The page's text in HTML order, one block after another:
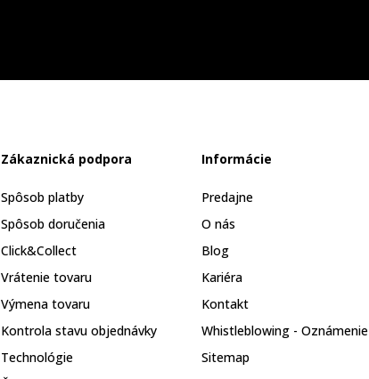
Zákaznická podpora
Spôsob platby
Spôsob doručenia
Click&Collect
Vrátenie tovaru
Výmena tovaru
Kontrola stavu objednávky
Technológie
Informácie
Predajne
O nás
Blog
Kariéra
Kontakt
Whistleblowing - Oznámenie
Sitemap